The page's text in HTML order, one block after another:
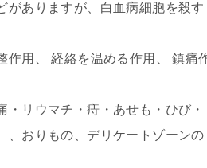
がありますが、白血病細胞を殺す
作用、 経絡を温める作用、 鎮痛
リウマチ・痔・あせも・ひび・
、おりもの、デリケートゾーンの